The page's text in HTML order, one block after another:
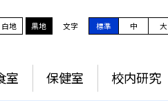
白地 黒地 文字 標準 中 大
室 保健室 校内研究